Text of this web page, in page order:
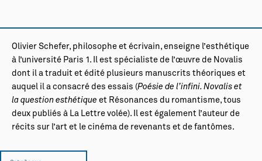
Actualités
Rencontres
Olivier Schefer, philosophe et écrivain, enseigne l’esthétique
à l’université Paris 1. Il est spécialiste de l’œuvre de Novalis
dont il a traduit et édité plusieurs manuscrits théoriques et
auquel il a consacré des essais (Poésie de l’infini. Novalis et
la question esthétique et Résonances du romantisme, tous
deux publiés à La Lettre volée). Il est également l’auteur de
récits sur l’art et le cinéma de revenants et de fantômes.